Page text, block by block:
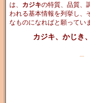
は、 カジキの特質、品質、
われる基本情報を列挙し、
なものになればと願ってい
カジキ、かじき
ー